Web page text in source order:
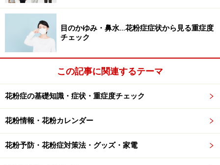
もし花粉症の症状が、1～2年ではなく、3年間、5年間と
いう長期にわたって全く出なければ、「治った」と考え
てもよいかもしれません。
さらに詳しく知りたい方は「花粉症が突然治った？「勝
手に完治」「自然治癒」の真偽 」をあわせてご覧くださ
※記事内容は執筆時点のものです。最新の内容をご確認くださ
い。
※当サイトにおける医師・医療従事者等による情報の提供は、診
目のかゆみ・鼻水…花粉症症状から見る重症度
チェック
この記事に関連するテーマ
花粉症の基礎知識・症状・重症度チェック
花粉情報・花粉カレンダー
花粉予防・花粉症対策法・グッズ・家電